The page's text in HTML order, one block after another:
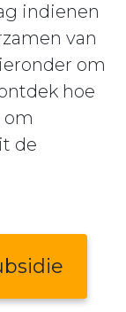
indienen
van
om
hoe
om
de